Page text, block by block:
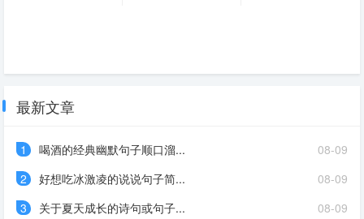
最新文章
08-09
1
喝酒的经典幽默句子顺口溜...
08-09
2
好想吃冰激凌的说说句子简...
08-09
3
关于夏天成长的诗句或句子...